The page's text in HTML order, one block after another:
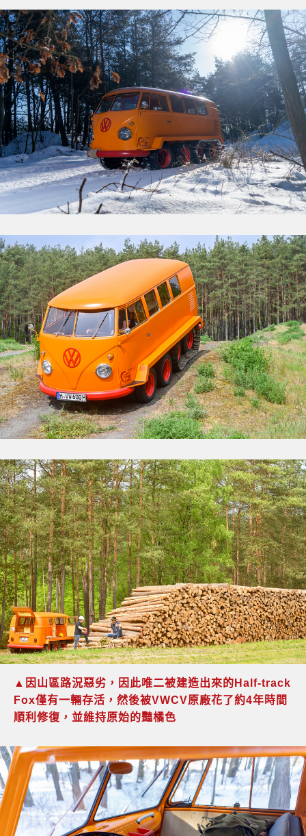
▲因山區路況惡劣，因此唯二被建造出來的Half-track
Fox僅有一輛存活，然後被VWCV原廠花了約4年時間
順利修復，並維持原始的豔橘色